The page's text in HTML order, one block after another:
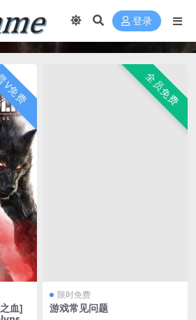
登录
免费
血]
全员免费
限时免费
游戏常见问题